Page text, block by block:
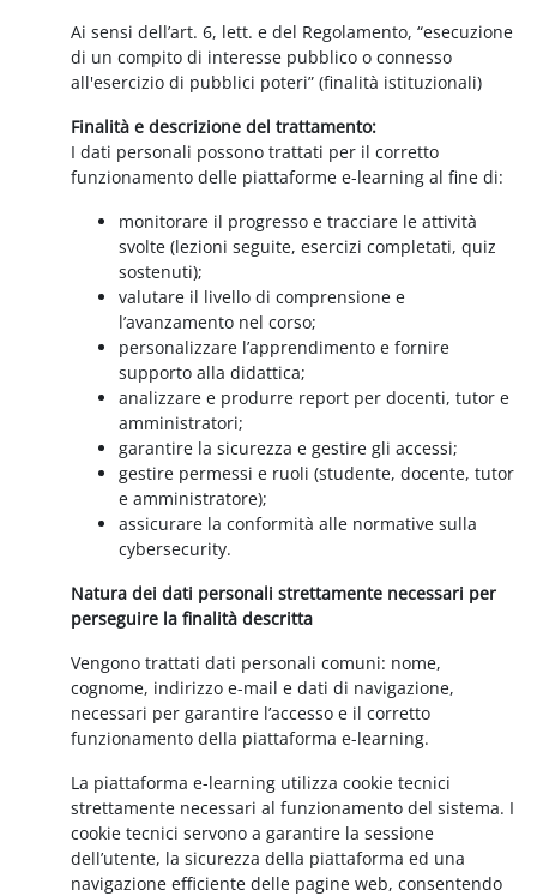
Ai sensi dell’art. 6, lett. e del Regolamento, “esecuzione
di un compito di interesse pubblico o connesso
all'esercizio di pubblici poteri” (finalità istituzionali)
Finalità e descrizione del trattamento:
I dati personali possono trattati per il corretto
funzionamento delle piattaforme e-learning al fine di:
monitorare il progresso e tracciare le attività
svolte (lezioni seguite, esercizi completati, quiz
sostenuti);
valutare il livello di comprensione e
l’avanzamento nel corso;
personalizzare l’apprendimento e fornire
supporto alla didattica;
analizzare e produrre report per docenti, tutor e
amministratori;
garantire la sicurezza e gestire gli accessi;
gestire permessi e ruoli (studente, docente, tutor
e amministratore);
assicurare la conformità alle normative sulla
cybersecurity.
Natura dei dati personali strettamente necessari per
perseguire la finalità descritta
Vengono trattati dati personali comuni: nome,
cognome, indirizzo e-mail e dati di navigazione,
necessari per garantire l’accesso e il corretto
funzionamento della piattaforma e-learning.
La piattaforma e-learning utilizza cookie tecnici
strettamente necessari al funzionamento del sistema. I
cookie tecnici servono a garantire la sessione
dell’utente, la sicurezza della piattaforma ed una
navigazione efficiente delle pagine web, consentendo